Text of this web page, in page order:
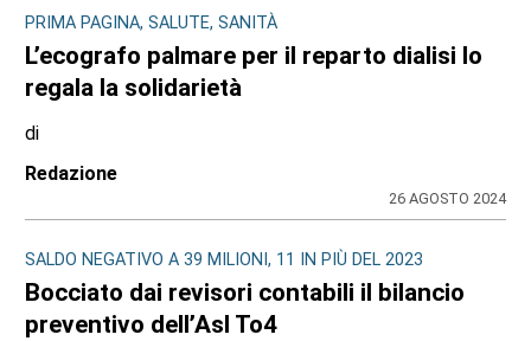
PRIMA PAGINA, SALUTE, SANITÀ
L’ecografo palmare per il reparto dialisi lo
regala la solidarietà
di
Redazione
26 AGOSTO 2024
SALDO NEGATIVO A 39 MILIONI, 11 IN PIÙ DEL 2023
Bocciato dai revisori contabili il bilancio
preventivo dell’Asl To4